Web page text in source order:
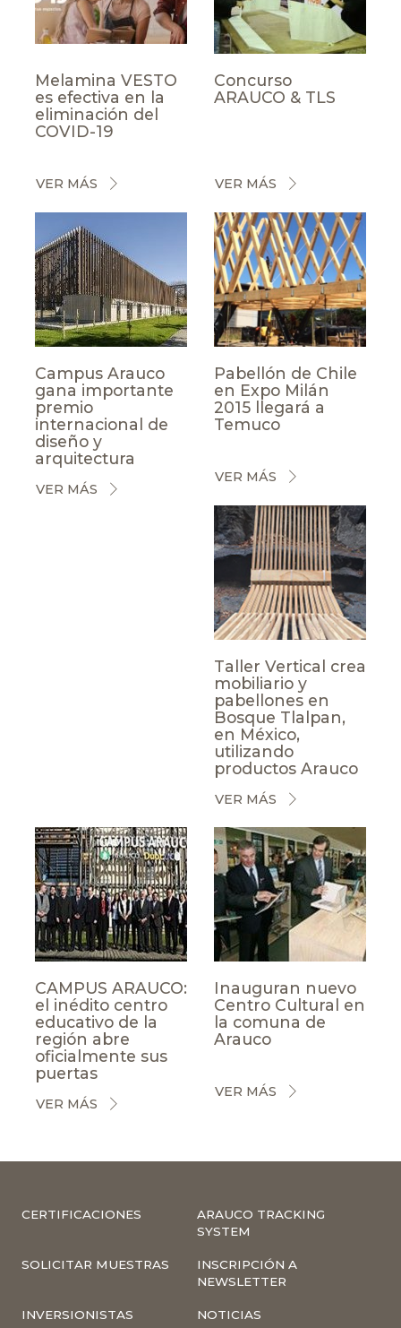
Melamina VESTO
es efectiva en la
eliminación del
COVID-19
VER MÁS
Concurso
ARAUCO & TLS
VER MÁS
Campus Arauco
gana importante
premio
internacional de
diseño y
arquitectura
VER MÁS
Pabellón de Chile
en Expo Milán
2015 llegará a
Temuco
VER MÁS
Taller Vertical crea
mobiliario y
pabellones en
Bosque Tlalpan,
en México,
utilizando
productos Arauco
VER MÁS
CAMPUS ARAUCO:
el inédito centro
educativo de la
región abre
oficialmente sus
puertas
VER MÁS
Inauguran nuevo
Centro Cultural en
la comuna de
Arauco
VER MÁS
CERTIFICACIONES
ARAUCO TRACKING
SYSTEM
SOLICITAR MUESTRAS
INSCRIPCIÓN A
NEWSLETTER
INVERSIONISTAS NOTICIAS